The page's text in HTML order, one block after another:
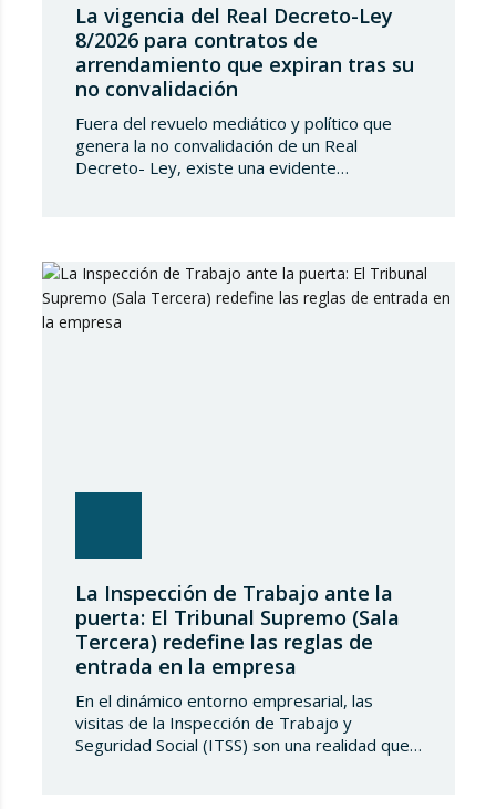
La vigencia del Real Decreto-Ley
8/2026 para contratos de
arrendamiento que expiran tras su
no convalidación
Fuera del revuelo mediático y político que
genera la no convalidación de un Real
Decreto- Ley, existe una evidente
marzo, de medidas en el alquiler en
respuesta…
La Inspección de Trabajo ante la
puerta: El Tribunal Supremo (Sala
Tercera) redefine las reglas de
entrada en la empresa
En el dinámico entorno empresarial, las
visitas de la Inspección de Trabajo y
Seguridad Social (ITSS) son una realidad que